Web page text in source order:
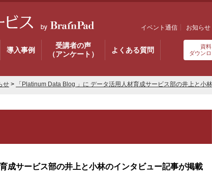
イベント通信 お知らせ
導入事例
受講者の声
（アンケート）
よくある質問
資料
ダウン
せ > 「Platinum Data Blog 」に データ活用人材育成サービス部の井上と小
成サービス部の井上と小林のインタビュー記事が掲載